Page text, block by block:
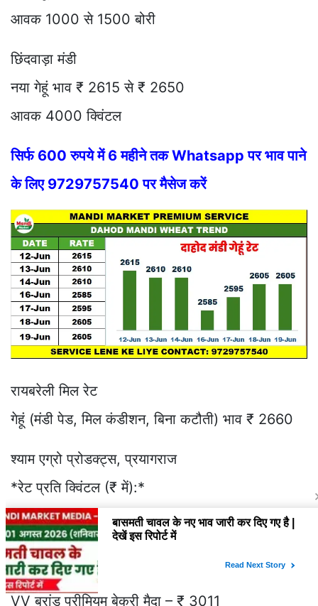
आवक 1000 से 1500 बोरी
छिंदवाड़ा मंडी
नया गेहूं भाव ₹ 2615 से ₹ 2650
आवक 4000 क्विंटल
सिर्फ 600 रुपये में 6 महीने तक Whatsapp पर भाव पाने
के लिए 9729757540 पर मैसेज करें
रायबरेली मिल रेट
गेहूं (मंडी पेड, मिल कंडीशन, बिना कटौती) भाव ₹ 2660
श्याम एग्रो प्रोडक्ट्स, प्रयागराज
*रेट प्रति क्विंटल (₹ में):*
कान्हा श्याम बेकरी मैदा – ₹ 2971
हाई-टेक बेकरी मैदा – ₹ 2991
कान्हा श्याम मल्टीपर्पस मैदा – ₹ 2931
VV ब्रांड प्रीमियम बेकरी मैदा – ₹ 3011